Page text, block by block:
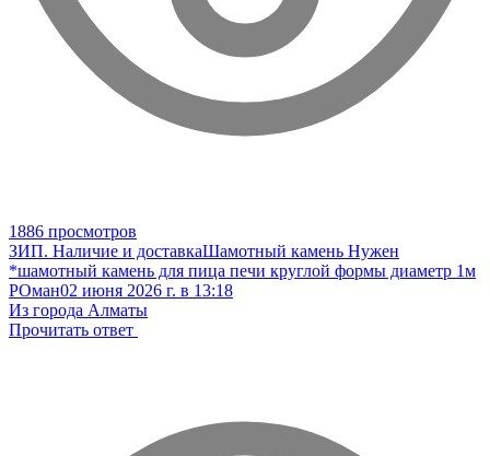
1886 просмотров
ЗИП. Наличие и доставкаШамотный камень Нужен
*шамотный камень для пица печи круглой формы диаметр 1м
РОман02 июня 2026 г. в 13:18
Из города Алматы
Прочитать ответ